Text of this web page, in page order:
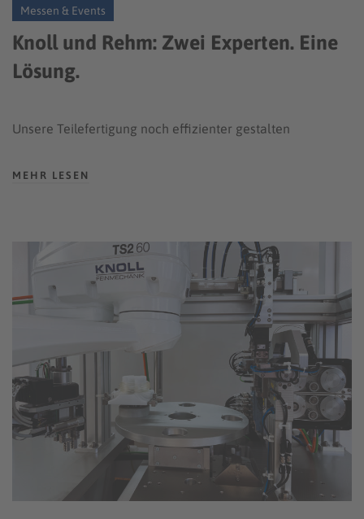
Messen & Events
Knoll und Rehm: Zwei Experten. Eine
Lösung.
Unsere Teilefertigung noch effizienter gestalten
MEHR LESEN